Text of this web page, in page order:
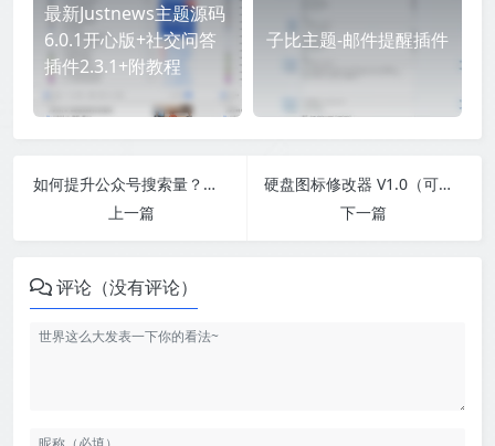
最新Justnews主题源码
6.0.1开心版+社交问答
插件2.3.1+附教程
子比主题-邮件提醒插件
如何提升公众号搜索量？分享内部运营的5步优化技术！
上一篇
硬盘图标修改器 V1.0（可以对电脑硬盘DIY图标LOGO）
下一篇
评论（没有评论）